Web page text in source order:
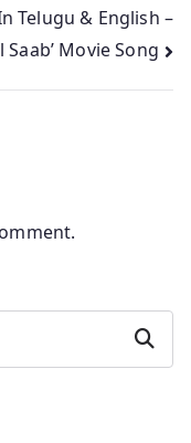
Telugu & English –
Saab’ Movie Song
Search